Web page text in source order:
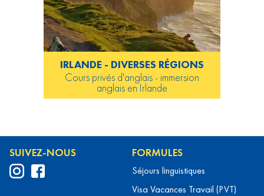
IRLANDE - DIVERSES RÉGIONS
Cours privés d'anglais - immersion
anglais en Irlande
SUIVEZ-NOUS FORMULES
Séjours linguistiques
Visa Vacances Travail (PVT)